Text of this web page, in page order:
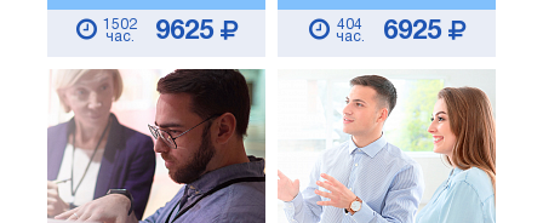
1502
час.
9625
404
час.
6925